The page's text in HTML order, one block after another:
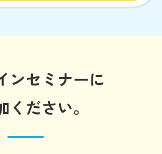
ンセミナーに
ください。